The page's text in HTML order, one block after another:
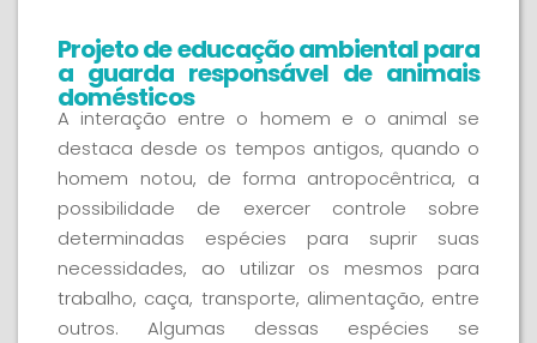
Projeto de educação ambiental para
a guarda responsável de animais
domésticos
A interação entre o homem e o animal se
destaca desde os tempos antigos, quando o
homem notou, de forma antropocêntrica, a
possibilidade de exercer controle sobre
determinadas espécies para suprir suas
necessidades, ao utilizar os mesmos para
trabalho, caça, transporte, alimentação, entre
outros. Algumas dessas espécies se